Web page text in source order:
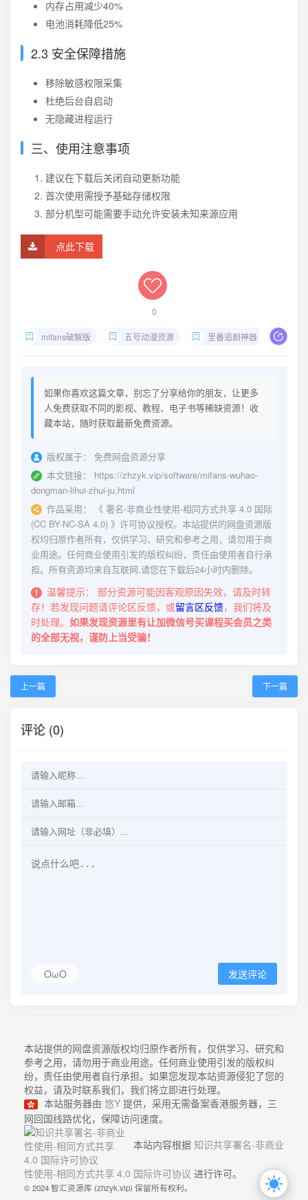
内存占用减少40%
电池消耗降低25%
2.3 安全保障措施
移除敏感权限采集
杜绝后台自启动
无隐藏进程运行
三、使用注意事项
建议在下载后关闭自动更新功能
首次使用需授予基础存储权限
部分机型可能需要手动允许安装未知来源应用
点此下载
0
mifans破解版 五号动漫资源 里番追剧神器
如果你喜欢这篇文章，别忘了分享给你的朋友，让更多
人免费获取不同的影视、教程、电子书等稀缺资源！收
藏本站，随时获取最新免费资源。
版权属于：
免费网盘资源分享
本文链接：
https://zhzyk.vip/software/mifans-wuhao-
dongman-lihui-zhui-ju.html
作品采用：
《 署名-非商业性使用-相同方式共享 4.0 国际
(CC BY-NC-SA 4.0) 》许可协议授权。本站提供的网盘资源版
权均归原作者所有，仅供学习、研究和参考之用，请勿用于商
业用途。任何商业使用引发的版权纠纷，责任由使用者自行承
担。所有资源均来自互联网,请您在下载后24小时内删除。
温馨提示：
部分资源可能因客观原因失效，请及时转
存！若发现问题请评论区反馈，或留言区反馈，我们将及
时处理。 如果发现资源里有让加微信号买课程买会员之类
的全部无视，谨防上当受骗！
上一篇 下一篇
评论 (0)
OωO 发送评论
本站提供的网盘资源版权均归原作者所有，仅供学习、研究和
参考之用，请勿用于商业用途。任何商业使用引发的版权纠
纷，责任由使用者自行承担。如果您发现本站资源侵犯了您的
权益，请及时联系我们，我们将立即进行处理。
本站服务器由 悠Y 提供，采用无需备案香港服务器，三
网回国线路优化，保障访问速度。
本站内容根据 知识共享署名-非商业
性使用-相同方式共享 4.0 国际许可协议 进行许可。
© 2024 智汇资源库 (zhzyk.vip) 保留所有权利。